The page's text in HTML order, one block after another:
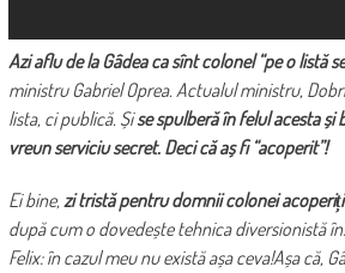
Azi aflu de la Gâdea ca sînt colonel “pe o listă
ministru Gabriel Oprea. Actualul ministru,
lista, ci publică. Șise spulberă în felul acesta și
vreun serviciu secret. Deci că aș fi “acoperit”!
Ei bine,zi tristă pentru domnii colonei acoperiți
după cum o dovedește tehnica diversionistă
Felix: în cazul meu nu există așa ceva!Așa că,